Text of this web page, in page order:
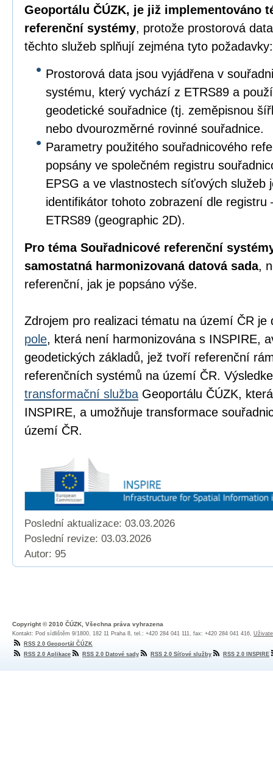
Geoportálu ČÚZK, je již implementováno
referenční systémy, protože prostorová
těchto služeb splňují zejména tyto požadavky:
Prostorová data jsou vyjádřena v
systému, který vychází z ETRS89 a
geodetické souřadnice (tj. zeměpisnou
nebo dvourozměrné rovinné souřadnice.
Parametry použitého souřadnicového
popsány ve společném registru
EPSG a ve vlastnostech síťových služeb
identifikátor tohoto zobrazení dle registru
ETRS89 (geographic 2D).
Pro téma Souřadnicové referenční
samostatná harmonizovaná datová sada,
referenční, jak je popsáno výše.
Zdrojem pro realizaci tématu na území ČR
pole, která není harmonizována s INSPIRE,
geodetických základů, jež tvoří referenční
referenčních systémů na území ČR.
transformační služba Geoportálu ČÚZK,
INSPIRE, a umožňuje transformace
území ČR.
Poslední aktualizace: 03.03.2026
Poslední revize: 03.03.2026
Autor: 95
Copyright © 2010 ČÚZK, Všechna práva vyhrazena
Kontakt: Pod sídlištěm 9/1800, 182 11 Praha 8, tel.: +420 284 041 111, fax: +420 284 041 416,
RSS 2.0 Geoportál ČÚZK
RSS 2.0 Aplikace
RSS 2.0 Datové sady RSS 2.0 Síťové služby RSS 2.0 INSPIRE